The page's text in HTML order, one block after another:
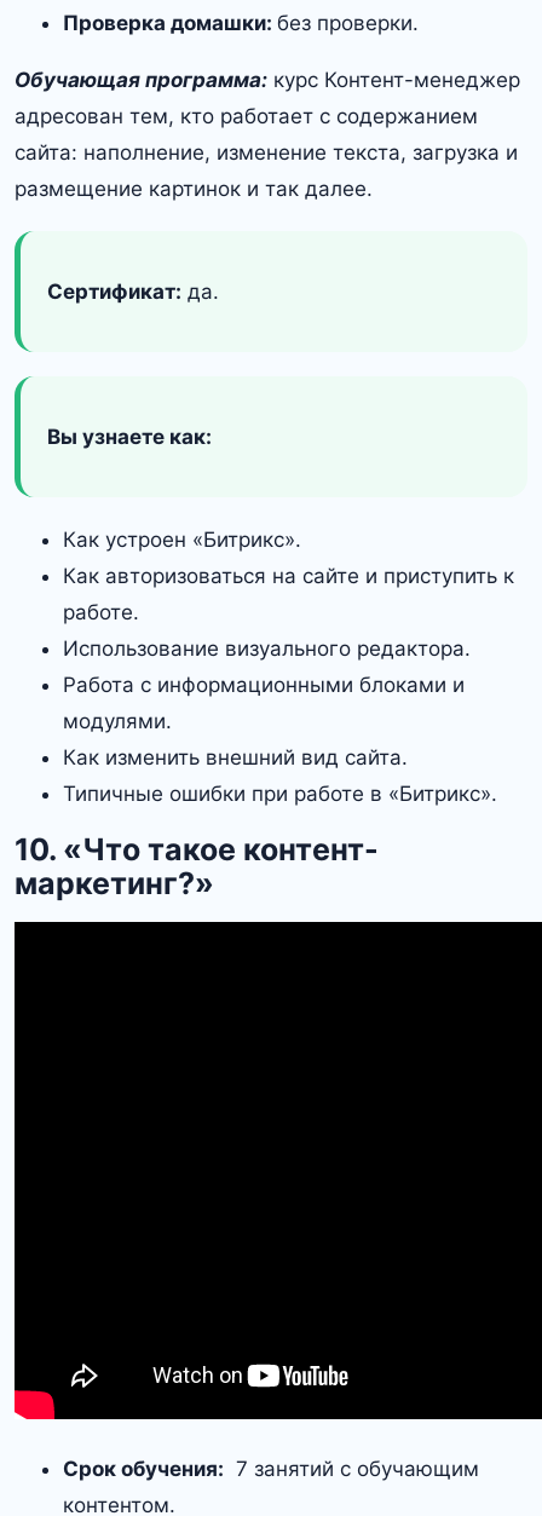
Проверка домашки: без проверки.
Обучающая программа: курс Контент-менеджер
адресован тем, кто работает с содержанием
сайта: наполнение, изменение текста, загрузка и
размещение картинок и так далее.
Сертификат: да.
Вы узнаете как:
Как устроен «Битрикс».
Как авторизоваться на сайте и приступить к
работе.
Использование визуального редактора.
Работа с информационными блоками и
модулями.
Как изменить внешний вид сайта.
Типичные ошибки при работе в «Битрикс».
10. «Что такое контент-
маркетинг?»
Срок обучения: 7 занятий с обучающим
контентом.